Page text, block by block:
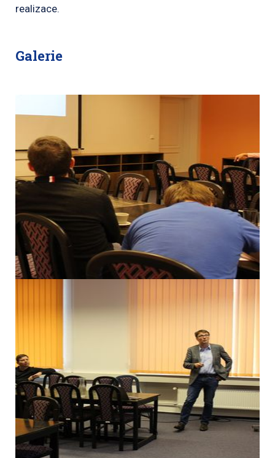
realizace.
Galerie